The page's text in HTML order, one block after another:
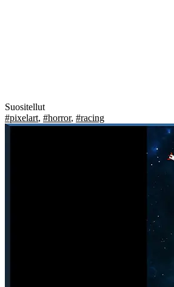
Suositellut
#pixelart, #horror, #racing